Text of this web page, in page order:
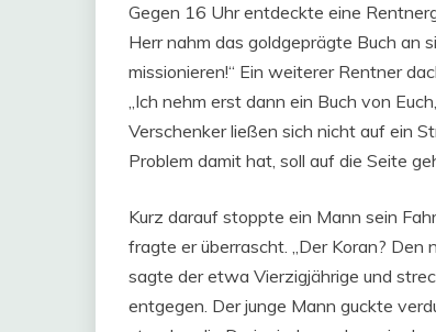
Gegen 16 Uhr entdeckte eine
Herr nahm das goldgeprägte Buch an
missionieren!“ Ein weiterer Rentner
„Ich nehm erst dann ein Buch von
Verschenker ließen sich nicht auf ein
Problem damit hat, soll auf die Seite
Kurz darauf stoppte ein Mann sein
fragte er überrascht. „Der Koran? Den
sagte der etwa Vierzigjährige und
entgegen. Der junge Mann guckte